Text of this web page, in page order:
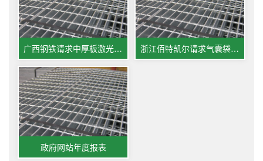
广西钢铁请求中厚板激光切割机下料分拣体系及办法专利能够在必定程度上完结中厚板激光切割机下料的主动分拣 浙江佰特凯尔请求气囊袋激光切开机废气处理设备专利完成废气的高效安稳净化与资源循环使用
政府网站年度报表